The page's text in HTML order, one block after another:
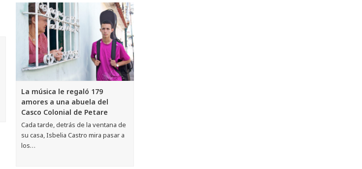
La música le regaló 179
amores a una abuela del
Casco Colonial de Petare
Cada tarde, detrás de la ventana de
su casa, Isbelia Castro mira pasar a
los…